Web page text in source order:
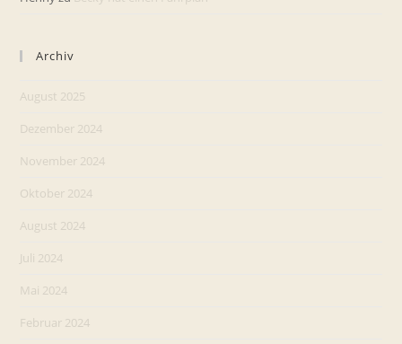
Archiv
August 2025
Dezember 2024
November 2024
Oktober 2024
August 2024
Juli 2024
Mai 2024
Februar 2024